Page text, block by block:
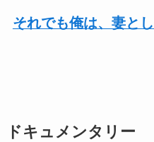
それでも俺は、妻と
ドキュメンタリー